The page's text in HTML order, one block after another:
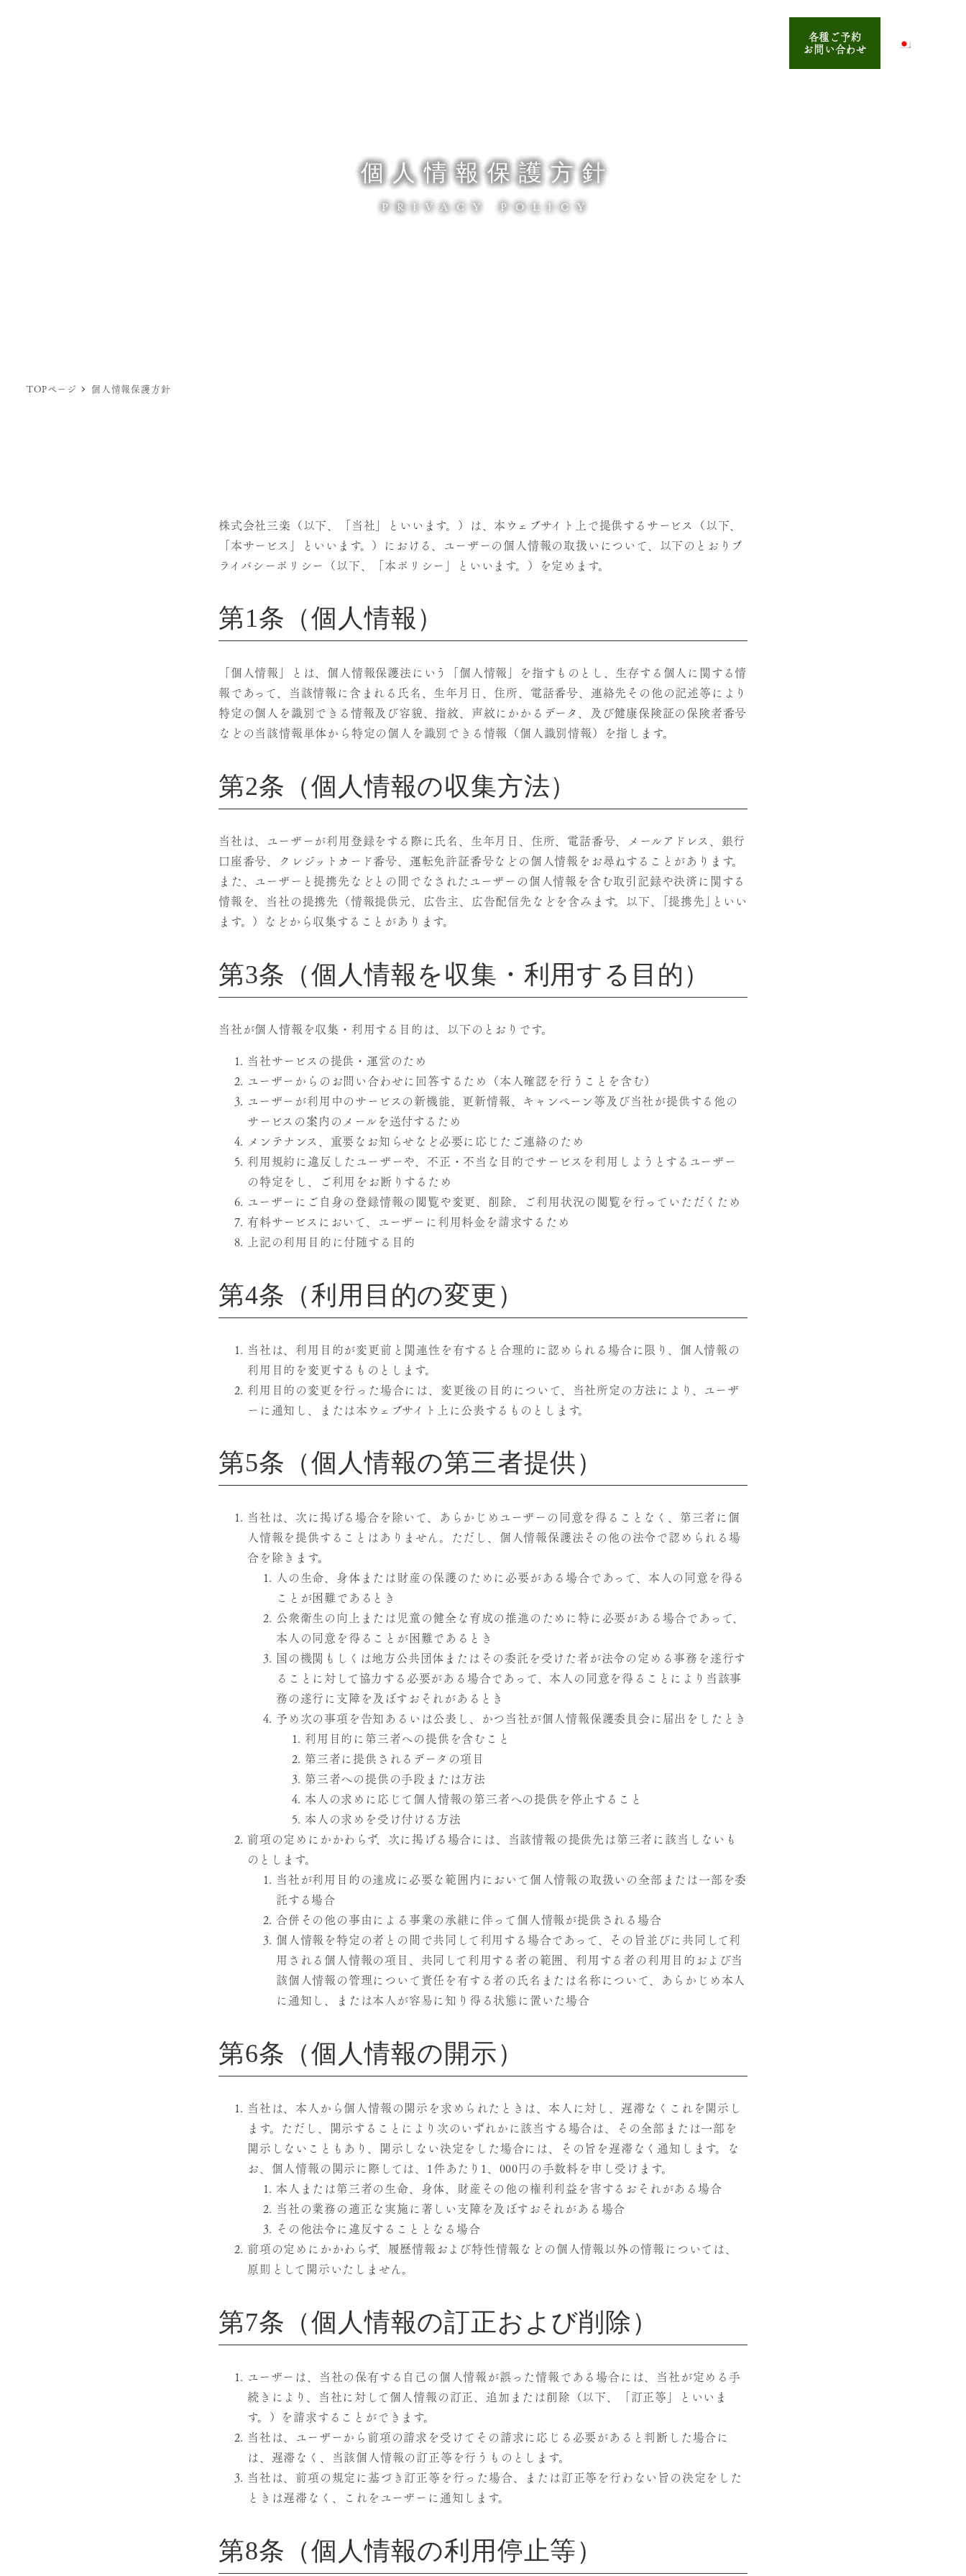
各種ご予約
お問い合わせ
個人情報保護方針
TOPページ 個人情報保護方針
株式会社三楽（以下、「当社」といいます。）は、本ウェブサイト上で提供するサービス（以下、
「本サービス」といいます。）における、ユーザーの個人情報の取扱いについて、以下のとおりプ
ライバシーポリシー（以下、「本ポリシー」といいます。）を定めます。
第1条（個人情報）
「個人情報」とは、個人情報保護法にいう「個人情報」を指すものとし、生存する個人に関する情
報であって、当該情報に含まれる氏名、生年月日、住所、電話番号、連絡先その他の記述等により
特定の個人を識別できる情報及び容貌、指紋、声紋にかかるデータ、及び健康保険証の保険者番号
などの当該情報単体から特定の個人を識別できる情報（個人識別情報）を指します。
第2条（個人情報の収集方法）
当社は、ユーザーが利用登録をする際に氏名、生年月日、住所、電話番号、メールアドレス、銀行
口座番号、クレジットカード番号、運転免許証番号などの個人情報をお尋ねすることがあります。
また、ユーザーと提携先などとの間でなされたユーザーの個人情報を含む取引記録や決済に関する
情報を、当社の提携先（情報提供元、広告主、広告配信先などを含みます。以下、｢提携先｣といい
ます。）などから収集することがあります。
第3条（個人情報を収集・利用する目的）
当社が個人情報を収集・利用する目的は、以下のとおりです。
当社サービスの提供・運営のため
ユーザーからのお問い合わせに回答するため（本人確認を行うことを含む）
ユーザーが利用中のサービスの新機能、更新情報、キャンペーン等及び当社が提供する他の
サービスの案内のメールを送付するため
メンテナンス、重要なお知らせなど必要に応じたご連絡のため
利用規約に違反したユーザーや、不正・不当な目的でサービスを利用しようとするユーザー
の特定をし、ご利用をお断りするため
ユーザーにご自身の登録情報の閲覧や変更、削除、ご利用状況の閲覧を行っていただくため
有料サービスにおいて、ユーザーに利用料金を請求するため
上記の利用目的に付随する目的
第4条（利用目的の変更）
当社は、利用目的が変更前と関連性を有すると合理的に認められる場合に限り、個人情報の
利用目的を変更するものとします。
利用目的の変更を行った場合には、変更後の目的について、当社所定の方法により、ユーザ
ーに通知し、または本ウェブサイト上に公表するものとします。
第5条（個人情報の第三者提供）
当社は、次に掲げる場合を除いて、あらかじめユーザーの同意を得ることなく、第三者に個
人情報を提供することはありません。ただし、個人情報保護法その他の法令で認められる場
合を除きます。
人の生命、身体または財産の保護のために必要がある場合であって、本人の同意を得る
ことが困難であるとき
公衆衛生の向上または児童の健全な育成の推進のために特に必要がある場合であって、
本人の同意を得ることが困難であるとき
国の機関もしくは地方公共団体またはその委託を受けた者が法令の定める事務を遂行す
ることに対して協力する必要がある場合であって、本人の同意を得ることにより当該事
務の遂行に支障を及ぼすおそれがあるとき
予め次の事項を告知あるいは公表し、かつ当社が個人情報保護委員会に届出をしたとき
利用目的に第三者への提供を含むこと
第三者に提供されるデータの項目
第三者への提供の手段または方法
本人の求めに応じて個人情報の第三者への提供を停止すること
本人の求めを受け付ける方法
前項の定めにかかわらず、次に掲げる場合には、当該情報の提供先は第三者に該当しないも
のとします。
当社が利用目的の達成に必要な範囲内において個人情報の取扱いの全部または一部を委
託する場合
合併その他の事由による事業の承継に伴って個人情報が提供される場合
個人情報を特定の者との間で共同して利用する場合であって、その旨並びに共同して利
用される個人情報の項目、共同して利用する者の範囲、利用する者の利用目的および当
該個人情報の管理について責任を有する者の氏名または名称について、あらかじめ本人
に通知し、または本人が容易に知り得る状態に置いた場合
第6条（個人情報の開示）
当社は、本人から個人情報の開示を求められたときは、本人に対し、遅滞なくこれを開示し
ます。ただし、開示することにより次のいずれかに該当する場合は、その全部または一部を
開示しないこともあり、開示しない決定をした場合には、その旨を遅滞なく通知します。な
お、個人情報の開示に際しては、1件あたり1、000円の手数料を申し受けます。
本人または第三者の生命、身体、財産その他の権利利益を害するおそれがある場合
当社の業務の適正な実施に著しい支障を及ぼすおそれがある場合
その他法令に違反することとなる場合
前項の定めにかかわらず、履歴情報および特性情報などの個人情報以外の情報については、
原則として開示いたしません。
第7条（個人情報の訂正および削除）
ユーザーは、当社の保有する自己の個人情報が誤った情報である場合には、当社が定める手
続きにより、当社に対して個人情報の訂正、追加または削除（以下、「訂正等」といいま
す。）を請求することができます。
当社は、ユーザーから前項の請求を受けてその請求に応じる必要があると判断した場合に
は、遅滞なく、当該個人情報の訂正等を行うものとします。
当社は、前項の規定に基づき訂正等を行った場合、または訂正等を行わない旨の決定をした
ときは遅滞なく、これをユーザーに通知します。
第8条（個人情報の利用停止等）